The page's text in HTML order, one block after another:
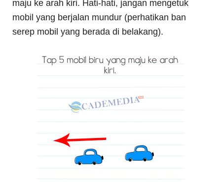
maju ke arah kiri. Hati-hati, jangan mengetuk
mobil yang berjalan mundur (perhatikan ban
serep mobil yang berada di belakang).